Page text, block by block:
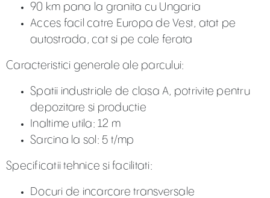
90 km pana la granita cu Ungaria
Acces facil catre Europa de Vest, atat pe
autostrada, cat si pe cale ferata
Caracteristici generale ale parcului:
Spatii industriale de clasa A, potrivite pentru
depozitare si productie
Inaltime utila: 12 m
Sarcina la sol: 5 t/mp
Specificatii tehnice si facilitati:
Docuri de incarcare transversale